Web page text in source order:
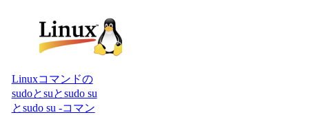
Linuxコマンドの
sudoとsuとsudo su
とsudo su -コマン